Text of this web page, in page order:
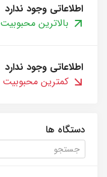
اطلاعاتی وجود ندارد
بالاترین محبوبیت
اطلاعاتی وجود ندارد
کمترین محبوبیت
دستگاه ها